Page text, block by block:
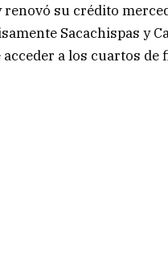
su crédito
Sacachispas y
a los cuartos de